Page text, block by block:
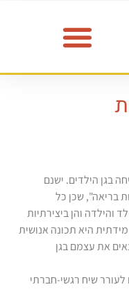
בגן הילדים. ישנם
בריאה", שכן כל
והילדה והן ביצירתיות
היא תכונה אנושית
את עצמם בגן
לעורר שיח רגשי-חברתי